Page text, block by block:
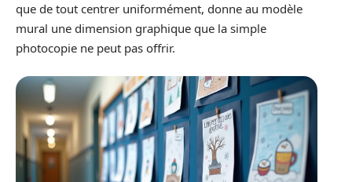
que de tout centrer uniformément, donne au modèle
mural une dimension graphique que la simple
photocopie ne peut pas offrir.